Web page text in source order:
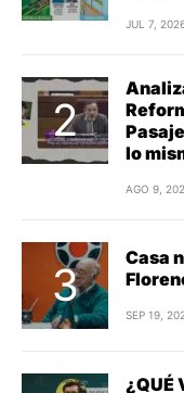
JUL 7,
lo
AGO 9,
Casa
SEP 19,
¿QUÉ